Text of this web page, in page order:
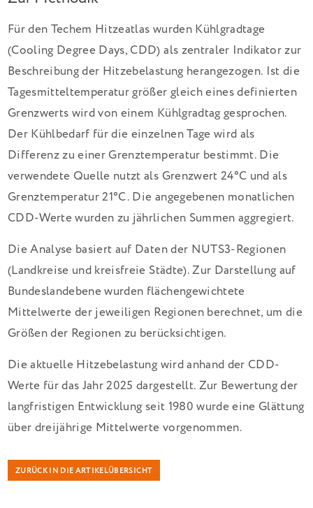
Für den Techem Hitzeatlas wurden Kühlgradtage
(Cooling Degree Days, CDD) als zentraler Indikator zur
Beschreibung der Hitzebelastung herangezogen. Ist die
Tagesmitteltemperatur größer gleich eines definierten
Grenzwerts wird von einem Kühlgradtag gesprochen.
Der Kühlbedarf für die einzelnen Tage wird als
Differenz zu einer Grenztemperatur bestimmt. Die
verwendete Quelle nutzt als Grenzwert 24°C und als
Grenztemperatur 21°C. Die angegebenen monatlichen
CDD-Werte wurden zu jährlichen Summen aggregiert.
Die Analyse basiert auf Daten der NUTS3-Regionen
(Landkreise und kreisfreie Städte). Zur Darstellung auf
Bundeslandebene wurden flächengewichtete
Mittelwerte der jeweiligen Regionen berechnet, um die
Größen der Regionen zu berücksichtigen.
Die aktuelle Hitzebelastung wird anhand der CDD-
Werte für das Jahr 2025 dargestellt. Zur Bewertung der
langfristigen Entwicklung seit 1980 wurde eine Glättung
über dreijährige Mittelwerte vorgenommen.
ZURÜCK IN DIE ARTIKELÜBERSICHT